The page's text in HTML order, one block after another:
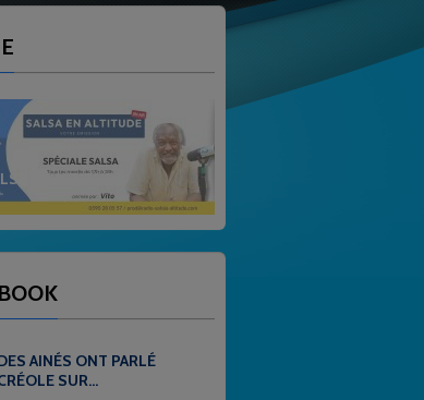
GOSPEL
AINÉS ONT PARLÉ
SUR...